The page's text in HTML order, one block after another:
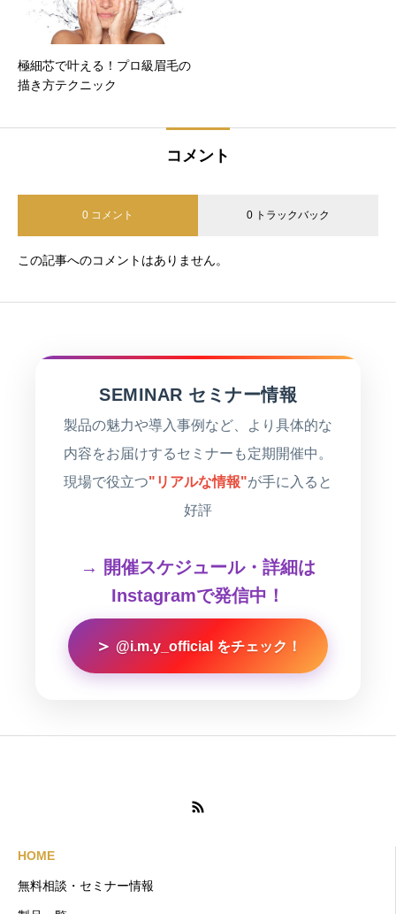
極細芯で叶える！プロ級眉毛の
描き方テクニック
コメント
0 コメント 0 トラックバック
この記事へのコメントはありません。
SEMINAR セミナー情報
製品の魅力や導入事例など、より具体的な
内容をお届けするセミナーも定期開催中。
現場で役立つ"リアルな情報"が手に入ると
好評
→ 開催スケジュール・詳細は
Instagramで発信中！
＞ @i.m.y_official をチェック！
HOME
無料相談・セミナー情報